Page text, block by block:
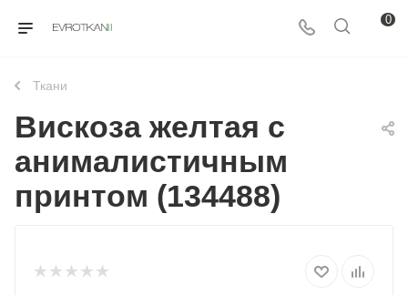
0
Ткани
Вискоза желтая с
анималистичным
принтом (134488)